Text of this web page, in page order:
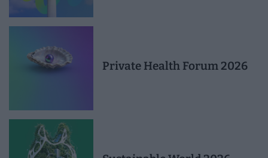
Private Health Forum 2026